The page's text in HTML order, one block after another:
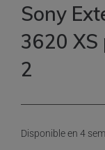
Sony
3620 XS
2
Disponible en 4